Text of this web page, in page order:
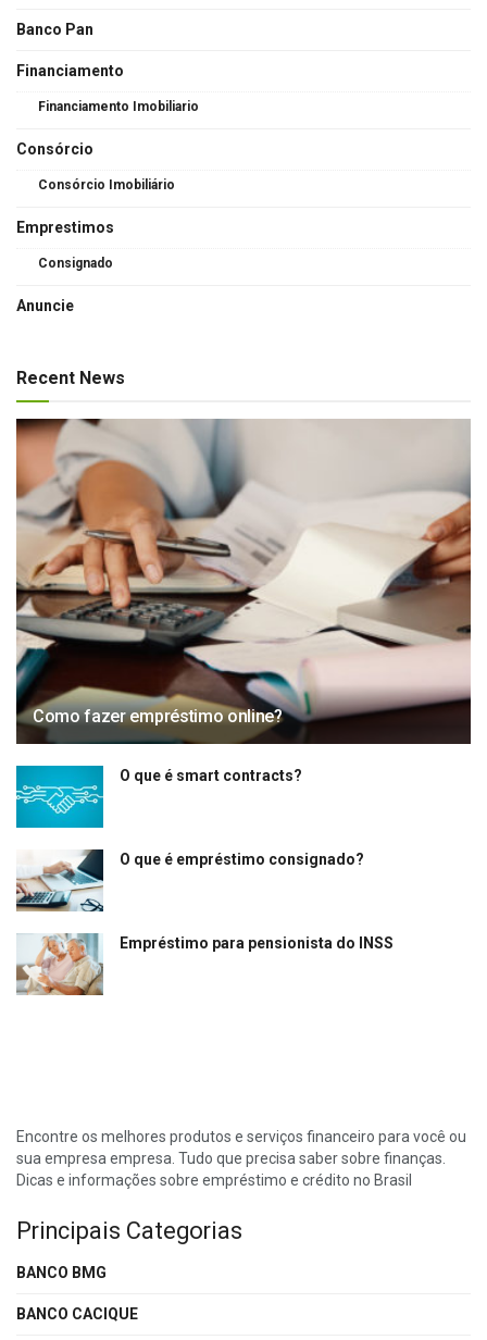
Banco Pan
Financiamento
Financiamento Imobiliario
Consórcio
Consórcio Imobiliário
Emprestimos
Consignado
Anuncie
Recent News
Como fazer empréstimo online?
O que é smart contracts?
O que é empréstimo consignado?
Empréstimo para pensionista do INSS
Encontre os melhores produtos e serviços financeiro para você ou
sua empresa empresa. Tudo que precisa saber sobre finanças.
Dicas e informações sobre empréstimo e crédito no Brasil
Principais Categorias
BANCO BMG
BANCO CACIQUE